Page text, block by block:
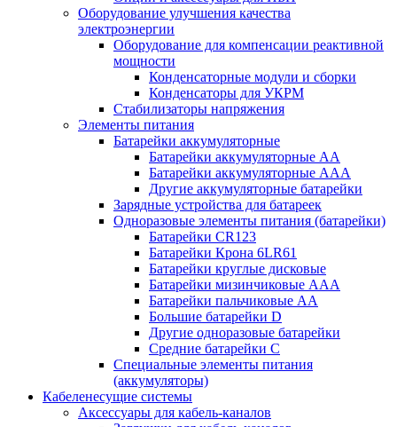
Оборудование улучшения качества
электроэнергии
Оборудование для компенсации реактивной
мощности
Конденсаторные модули и сборки
Конденсаторы для УКРМ
Стабилизаторы напряжения
Элементы питания
Батарейки аккумуляторные
Батарейки аккумуляторные АА
Батарейки аккумуляторные ААА
Другие аккумуляторные батарейки
Зарядные устройства для батареек
Одноразовые элементы питания (батарейки)
Батарейки CR123
Батарейки Крона 6LR61
Батарейки круглые дисковые
Батарейки мизинчиковые ААА
Батарейки пальчиковые АА
Большие батарейки D
Другие одноразовые батарейки
Средние батарейки C
Специальные элементы питания
(аккумуляторы)
Кабеленесущие системы
Аксессуары для кабель-каналов